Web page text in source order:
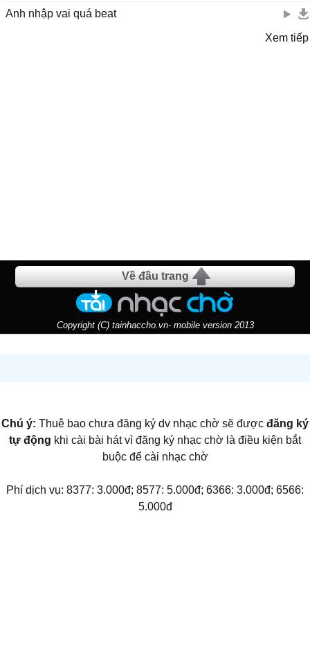
Anh nhập vai quá beat
Xem tiếp
Về đầu trang
Copyright (C) tainhaccho.vn- mobile version 2013
Chú ý: Thuê bao chưa đăng ký dv nhạc chờ sẽ được đăng ký
tự động khi cài bài hát vì đăng ký nhạc chờ là điều kiện bắt
buộc để cài nhạc chờ
Phí dịch vụ: 8377: 3.000đ; 8577: 5.000đ; 6366: 3.000đ; 6566:
5.000đ